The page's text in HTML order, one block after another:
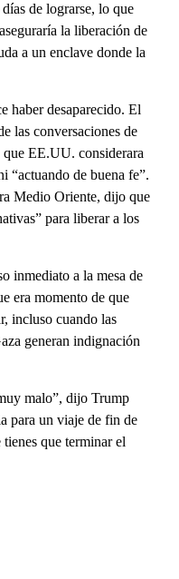
de lograrse, lo que
la liberación de
a un enclave donde la
haber desaparecido. El
las conversaciones de
que EE.UU. considerara
“actuando de buena fe”.
Medio Oriente, dijo que
para liberar a los
inmediato a la mesa de
era momento de que
incluso cuando las
generan indignación
malo”, dijo Trump
para un viaje de fin de
que terminar el